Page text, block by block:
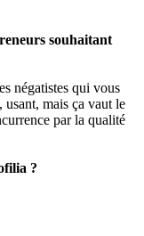
souhaitant
négatistes qui vous
mais ça vaut le
par la qualité
?